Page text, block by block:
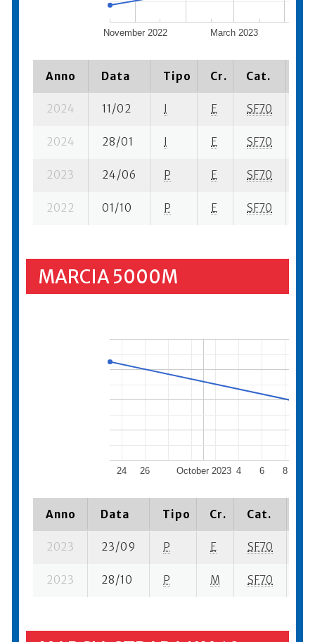
November 2022 March 2023
Anno Data Tipo Cr. Cat.
2024 11/02 I E SF70
2024 28/01 I E SF70
2023 24/06 P E SF70
2022 01/10 P E SF70
MARCIA 5000M
October 2023
24 26 4 6 8
Anno Data Tipo Cr. Cat.
2023 23/09 P E SF70
2023 28/10 P M SF70